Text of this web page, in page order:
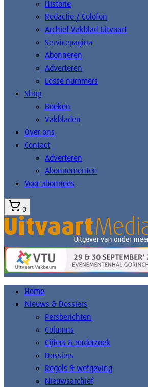
Historie
Redactie / Colofon
Archief Vakblad Uitvaart
Servicepagina
Abonneren
Adverteren
Losse nummers
Shop
Boeken
Vakbladen
Over ons
Contact
Adverteren
Abonnementen
Voor abonnees
0
Home
Nieuws & Dossiers
Persberichten
Columns
Cijfers & onderzoek
Dossiers
Regels & wetgeving
Nieuwsarchief